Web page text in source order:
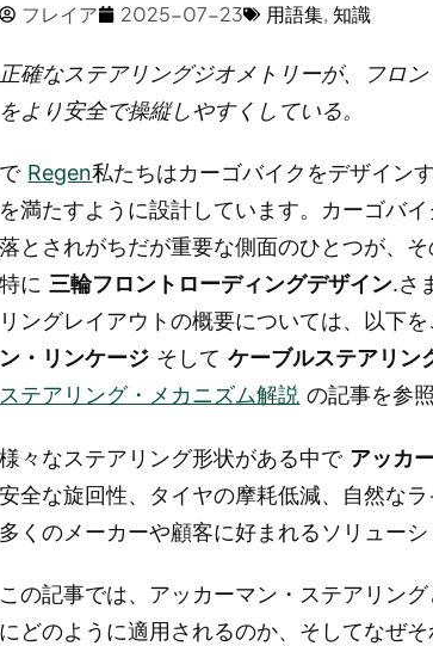
フレイア 2025-07-23 用語集,知識
正確なステアリングジオメトリーが、フロ
をより安全で操縦しやすくしている。
で Regen私たちはカーゴバイクをデザイン
を満たすように設計しています。カーゴバ
落とされがちだが重要な側面のひとつが、そ
特に 三輪フロントローディングデザイン.さ
リングレイアウトの概要については、以下
ン・リンケージ そしてケーブルステアリン
ステアリング・メカニズム解説 の記事を参
様々なステアリング形状がある中で アッカ
安全な旋回性、タイヤの摩耗低減、自然な
多くのメーカーや顧客に好まれるソリューシ
この記事では、アッカーマン・ステアリン
にどのように適用されるのか、そしてなぜ